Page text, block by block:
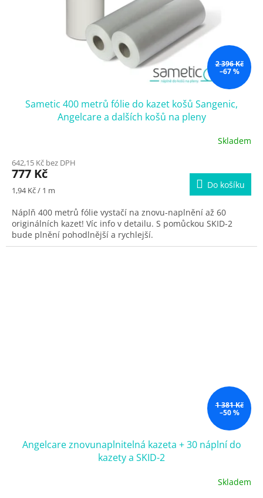
2 396 Kč
–67 %
Sametic 400 metrů fólie do kazet košů Sangenic,
Angelcare a dalších košů na pleny
Skladem
642,15 Kč bez DPH
777 Kč
Měrná
1,94 Kč / 1 m Do košíku
Náplň 400 metrů fólie vystačí na znovu-naplnění až 60
originálních kazet! Víc info v detailu. S pomůckou SKID-2
bude plnění pohodlnější a rychlejší.
1 381 Kč
–50 %
Angelcare znovunaplnitelná kazeta + 30 náplní do
kazety a SKID-2
Skladem